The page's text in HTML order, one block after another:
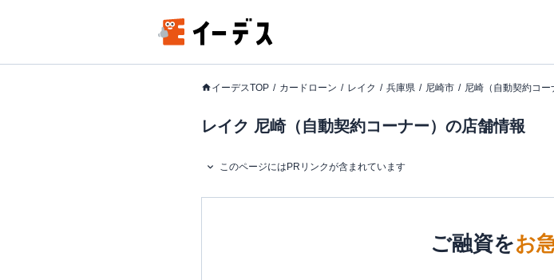
イーデスTOP カードローン レイク 兵庫県 尼崎市 尼崎（自動契約コー
レイク 尼崎（自動契約コーナー）の店舗情報
このページにはPRリンクが含まれています
ご融資をお